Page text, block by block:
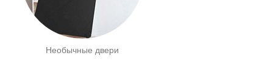
Необычные двери